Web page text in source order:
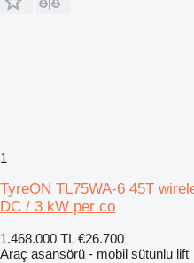
1
TyreON TL75WA-6 45T
DC / 3 kW per co
1.468.000 TL €26.700
Araç asansörü - mobil sütunlu lift